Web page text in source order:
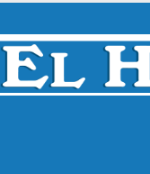
Skip
content